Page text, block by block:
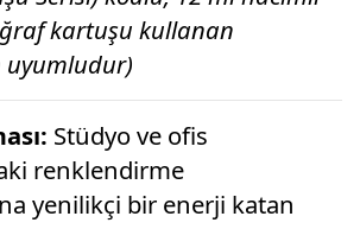
kartuşu kullanan
Stüdyo ve ofis
renklendirme
yenilikçi bir enerji katan